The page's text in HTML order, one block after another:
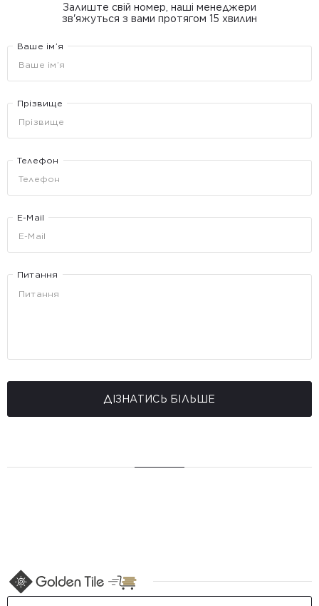
Залиште свій номер, наші менеджери
зв'яжуться з вами протягом 15 хвилин
Ваше ім’я
Прізвище
Телефон
E-Mail
Питання
ДІЗНАТИСЬ БІЛЬШЕ